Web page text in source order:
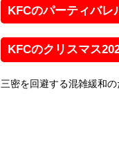
KFCのパーティバレ
KFCのクリスマス
三密を回避する混雑緩和